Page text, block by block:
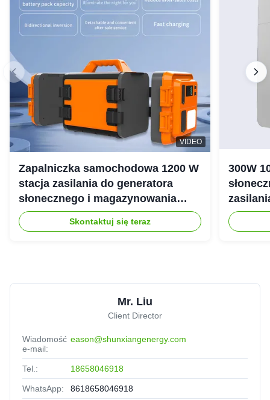
VIDEO
Zapalniczka samochodowa 1200 W
stacja zasilania do generatora
słonecznego i magazynowania
energii
Skontaktuj się teraz
300W
Mr. Liu
Client Director
Wiadomość
e-mail:
eason@shunxiangenergy.com
Tel.: 18658046918
WhatsApp: 8618658046918